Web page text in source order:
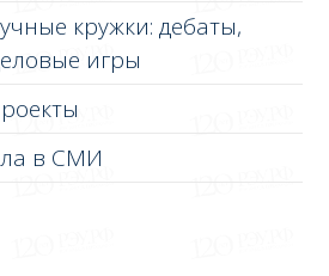
кружки: дебаты,
игры
в СМИ